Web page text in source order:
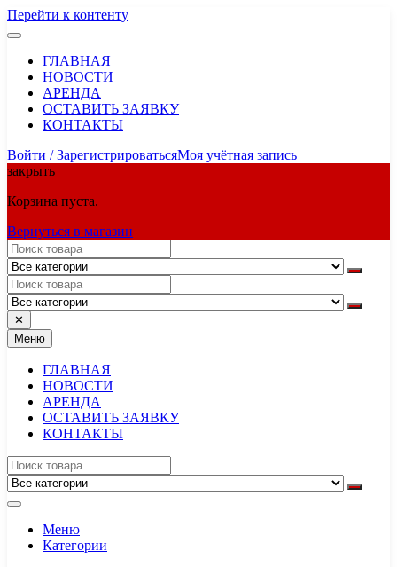
Перейти к контенту
ГЛАВНАЯ
НОВОСТИ
АРЕНДА
ОСТАВИТЬ ЗАЯВКУ
КОНТАКТЫ
Войти / ЗарегистрироватьсяМоя учётная запись
закрыть
Корзина пуста.
Вернуться в магазин
✕
Меню
ГЛАВНАЯ
НОВОСТИ
АРЕНДА
ОСТАВИТЬ ЗАЯВКУ
КОНТАКТЫ
Меню
Категории